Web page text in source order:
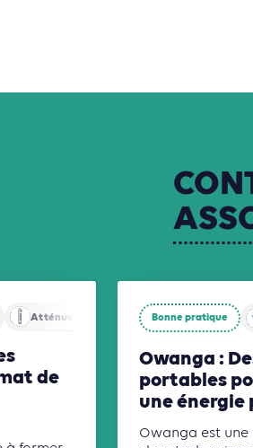
Atténuation Biodiversité
de
Bonne pratique
Owanga :
portables
une
Owanga est une